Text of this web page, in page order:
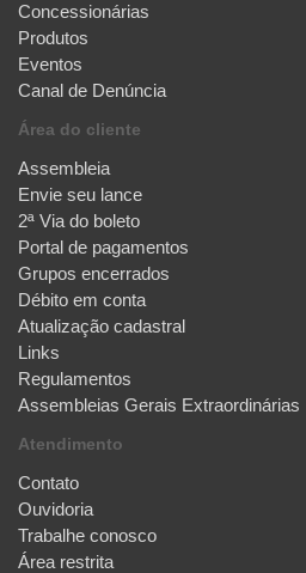
Concessionárias
Produtos
Eventos
Canal de Denúncia
Área do cliente
Assembleia
Envie seu lance
2ª Via do boleto
Portal de pagamentos
Grupos encerrados
Débito em conta
Atualização cadastral
Links
Regulamentos
Assembleias Gerais Extraordinárias
Atendimento
Contato
Ouvidoria
Trabalhe conosco
Área restrita